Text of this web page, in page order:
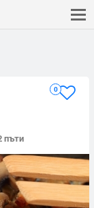
0
пъти